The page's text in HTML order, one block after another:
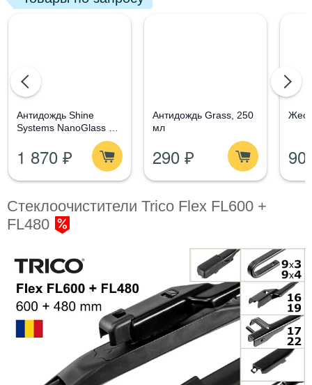
Aнтидождь Shine
Systems NanoGlass Kit
- Набор по уходу за
стеклом
1 870 ₽
Антидождь Grass, 250
мл
290 ₽ 90
Стеклоочистители Trico Flex FL600 +
FL480